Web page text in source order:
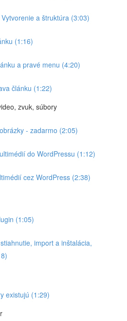
a štruktúra (3:03)
(1:16)
a pravé menu (4:20)
článku (1:22)
zvuk, súbory
- zadarmo (2:05)
do WordPressu (1:12)
cez WordPress (2:38)
(1:05)
import a inštalácia,
existujú (1:29)